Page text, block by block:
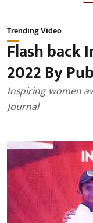
Trending Video
Flash back
2022 By
Inspiring women
Journal